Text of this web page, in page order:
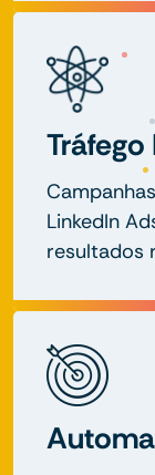
Tráfego
LinkedIn
resultados